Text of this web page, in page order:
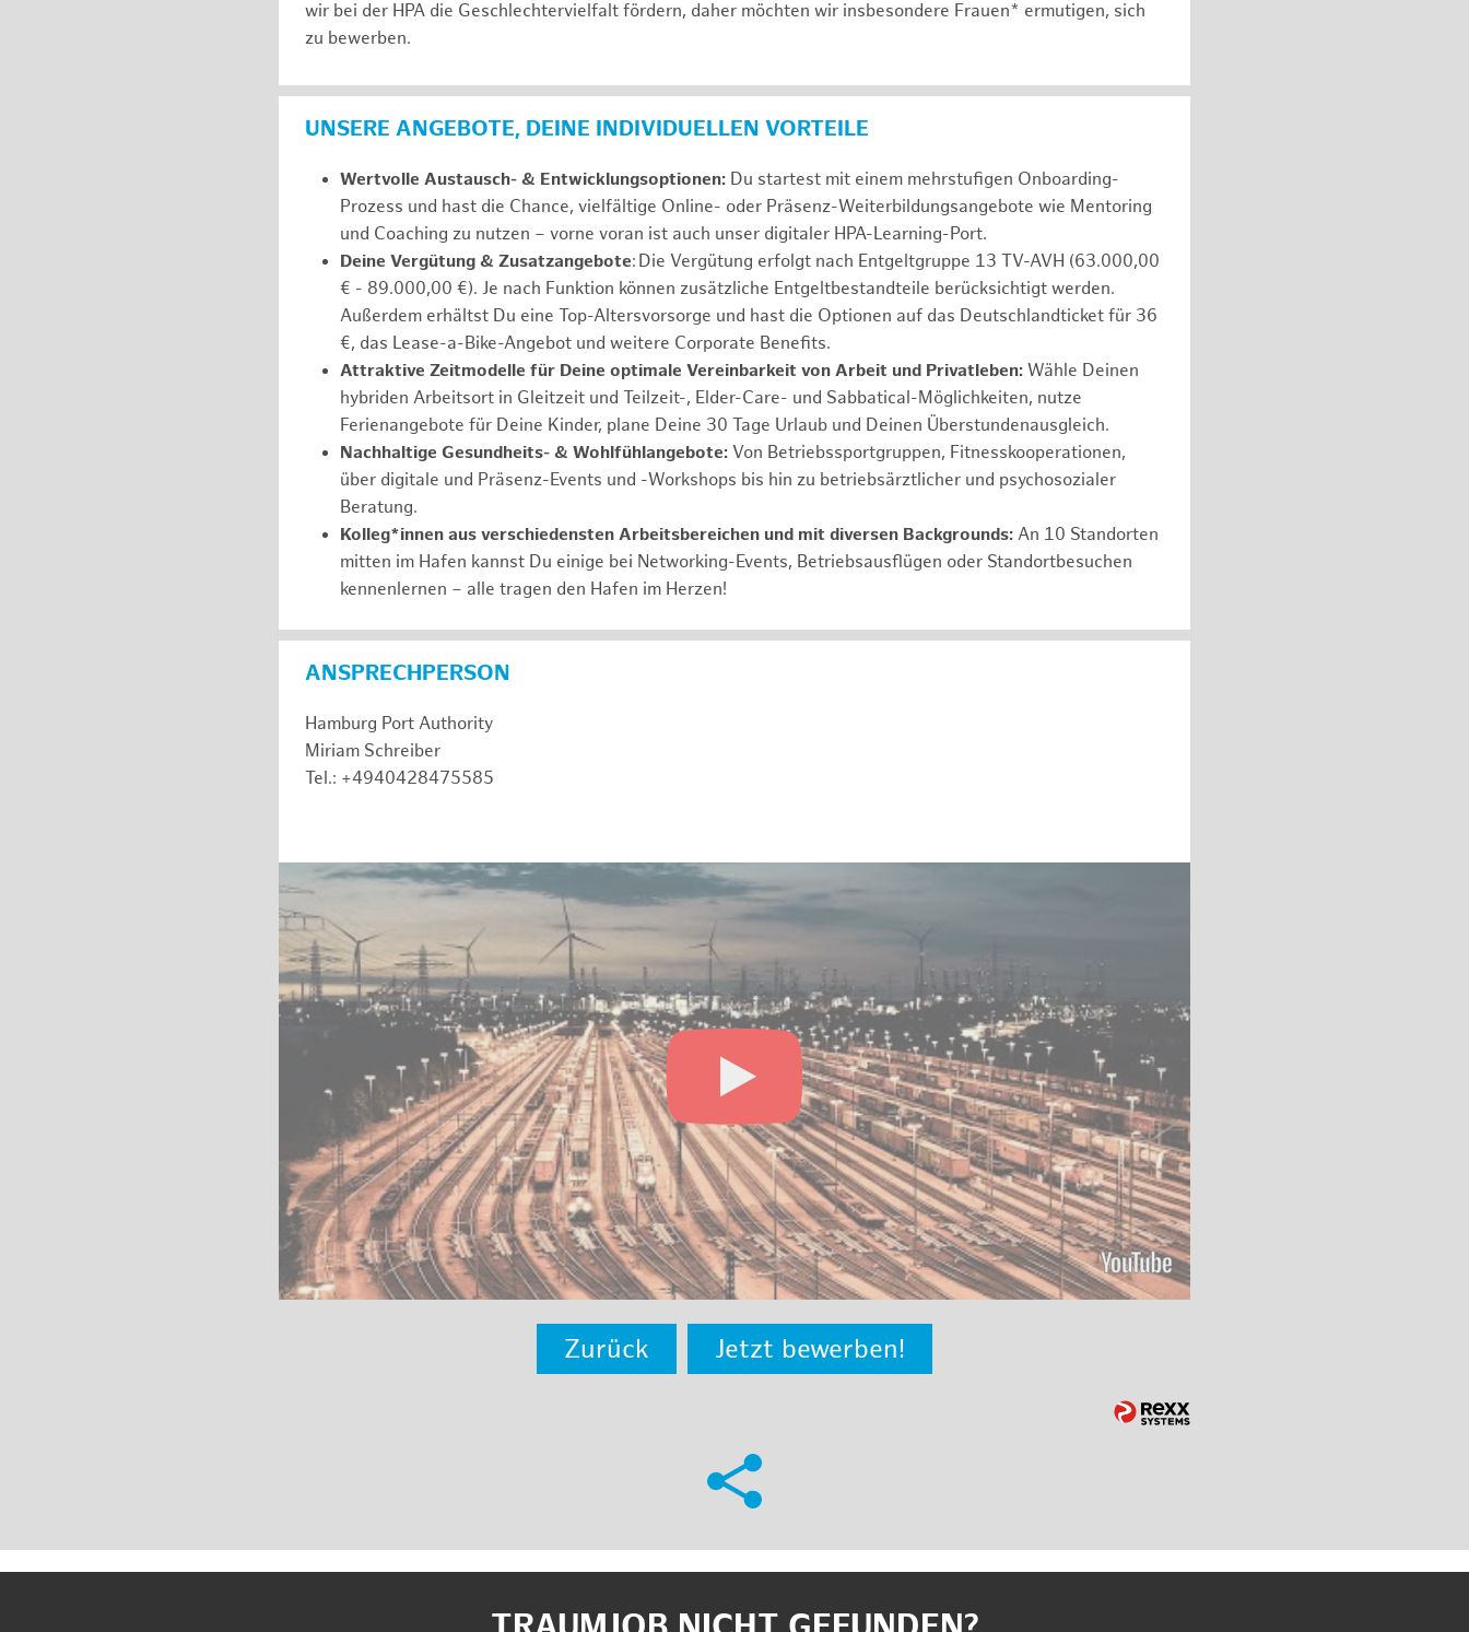
wir bei der HPA die Geschlechtervielfalt fördern, daher möchten wir insbesondere Frauen* ermutigen, sich
zu bewerben.
UNSERE ANGEBOTE, DEINE INDIVIDUELLEN VORTEILE
Wertvolle Austausch- & Entwicklungsoptionen: Du startest mit einem mehrstufigen Onboarding-
Prozess und hast die Chance, vielfältige Online- oder Präsenz-Weiterbildungsangebote wie Mentoring
und Coaching zu nutzen – vorne voran ist auch unser digitaler HPA-Learning-Port.
Deine Vergütung & Zusatzangebote: Die Vergütung erfolgt nach Entgeltgruppe 13 TV-AVH (63.000,00
€ - 89.000,00 €). Je nach Funktion können zusätzliche Entgeltbestandteile berücksichtigt werden.
Außerdem erhältst Du eine Top-Altersvorsorge und hast die Optionen auf das Deutschlandticket für 36
€, das Lease-a-Bike-Angebot und weitere Corporate Benefits.
Attraktive Zeitmodelle für Deine optimale Vereinbarkeit von Arbeit und Privatleben: Wähle Deinen
hybriden Arbeitsort in Gleitzeit und Teilzeit-, Elder-Care- und Sabbatical-Möglichkeiten, nutze
Ferienangebote für Deine Kinder, plane Deine 30 Tage Urlaub und Deinen Überstundenausgleich.
Nachhaltige Gesundheits- & Wohlfühlangebote: Von Betriebssportgruppen, Fitnesskooperationen,
über digitale und Präsenz-Events und -Workshops bis hin zu betriebsärztlicher und psychosozialer
Beratung.
Kolleg*innen aus verschiedensten Arbeitsbereichen und mit diversen Backgrounds: An 10 Standorten
mitten im Hafen kannst Du einige bei Networking-Events, Betriebsausflügen oder Standortbesuchen
kennenlernen – alle tragen den Hafen im Herzen!
ANSPRECHPERSON
Hamburg Port Authority
Miriam Schreiber
Tel.: +4940428475585
Zurück Jetzt bewerben!